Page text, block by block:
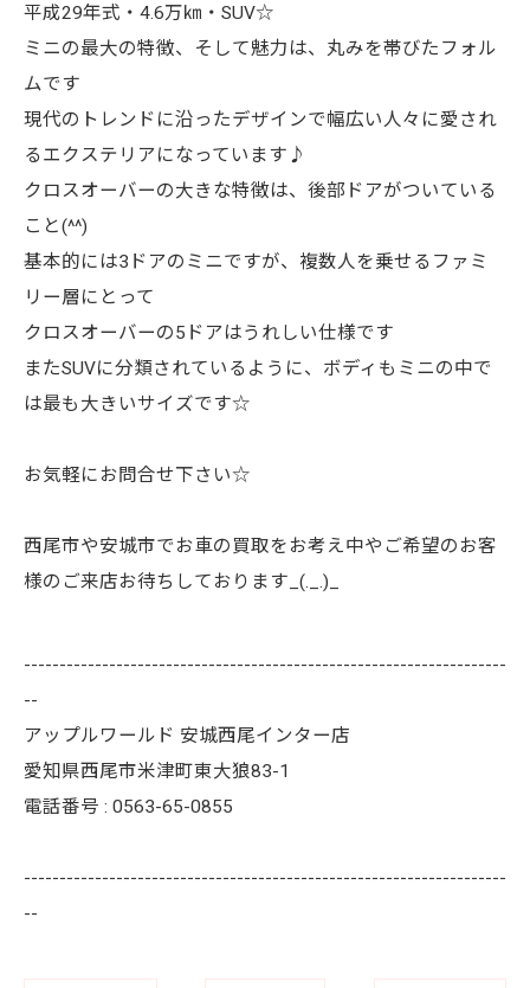
平成29年式・4.6万㎞・SUV☆
ミニの最大の特徴、そして魅力は、丸みを帯びたフォル
ムです
現代のトレンドに沿ったデザインで幅広い人々に愛され
るエクステリアになっています♪
クロスオーバーの大きな特徴は、後部ドアがついている
こと(^^)
基本的には3ドアのミニですが、複数人を乗せるファミ
リー層にとって
クロスオーバーの5ドアはうれしい仕様です
またSUVに分類されているように、ボディもミニの中で
は最も大きいサイズです☆
お気軽にお問合せ下さい☆
西尾市や安城市でお車の買取をお考え中やご希望のお客
様のご来店お待ちしております_(._.)_
--------------------------------------------------------------------
--
アップルワールド 安城西尾インター店
愛知県西尾市米津町東大狼83-1
電話番号 : 0563-65-0855
--------------------------------------------------------------------
--